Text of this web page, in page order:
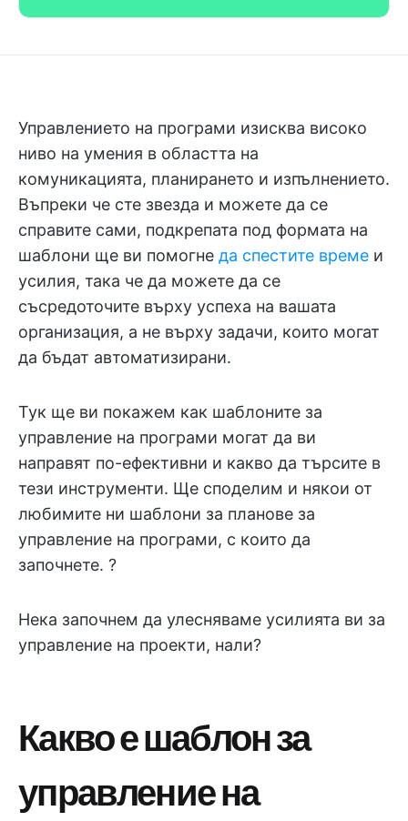
Управлението на програми изисква високо
ниво на умения в областта на
комуникацията, планирането и изпълнението.
Въпреки че сте звезда и можете да се
справите сами, подкрепата под формата на
шаблони ще ви помогне да спестите време и
усилия, така че да можете да се
съсредоточите върху успеха на вашата
организация, а не върху задачи, които могат
да бъдат автоматизирани.
Тук ще ви покажем как шаблоните за
управление на програми могат да ви
направят по-ефективни и какво да търсите в
тези инструменти. Ще споделим и някои от
любимите ни шаблони за планове за
управление на програми, с които да
започнете. ?
Нека започнем да улесняваме усилията ви за
управление на проекти, нали?
Какво е шаблон за
управление на